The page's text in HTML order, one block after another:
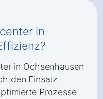
in
in Ochsenhausen
den Einsatz
Prozesse